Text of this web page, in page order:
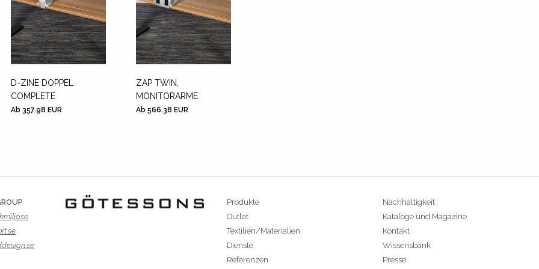
D-ZINE DOPPEL
COMPLETE
Ab 357.98 EUR
ZAP TWIN,
MONITORARME
Ab 566.38 EUR
Produkte
Outlet
Textilien/Materialien
Dienste
Referenzen
Nachhaltigkeit
Kataloge und Magazine
Kontakt
Wissensbank
Presse